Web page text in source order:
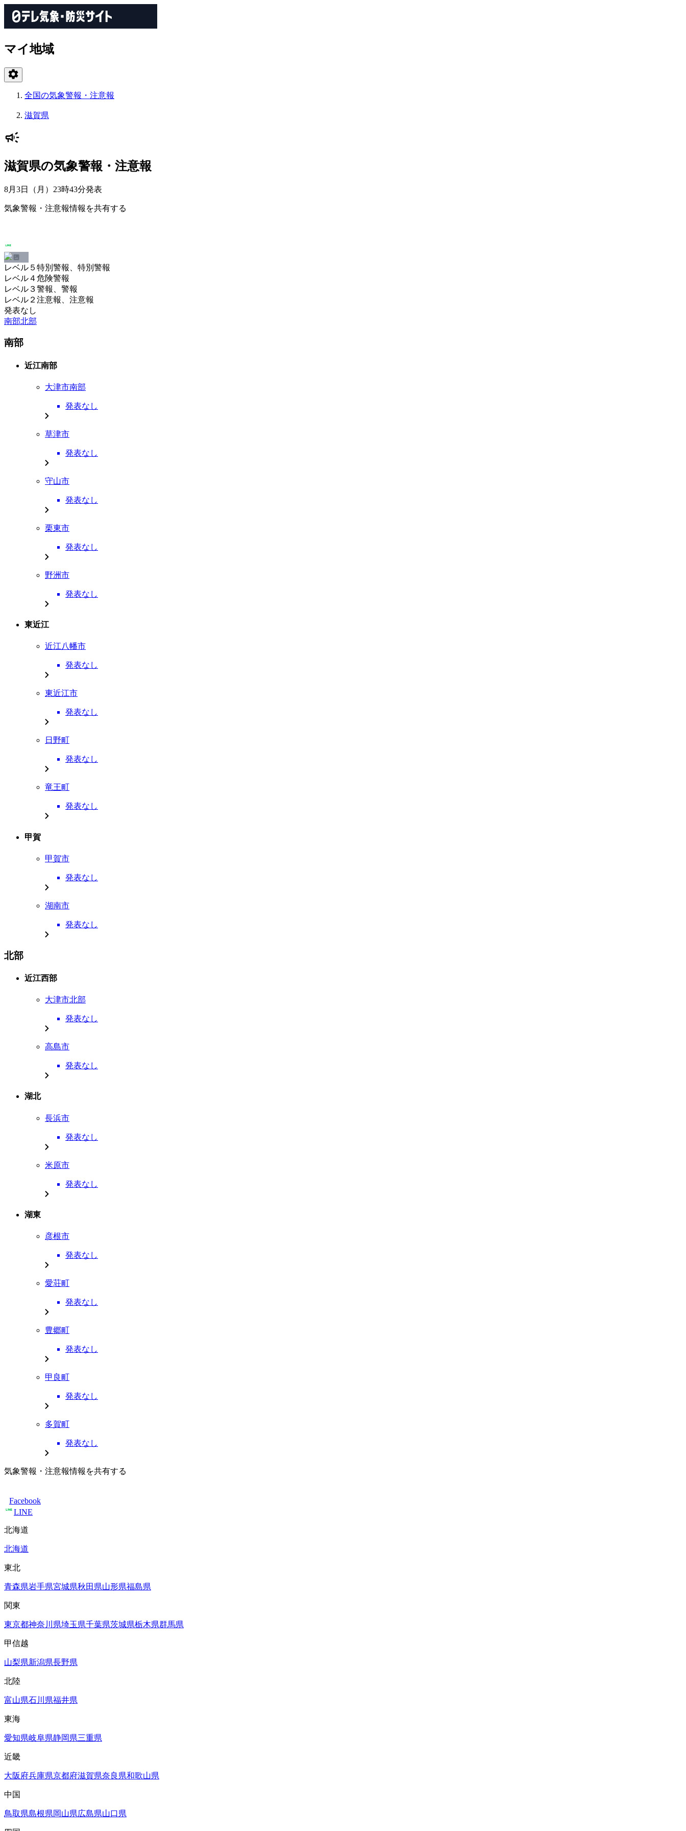
マイ地域
全国の気象警報・注意報
滋賀県
滋賀県の気象警報・注意報
8月3日（月）23時43分発表
気象警報・注意報情報を共有する
レベル５特別警報、特別警報
レベル４危険警報
レベル３警報、警報
レベル２注意報、注意報
発表なし
南部北部
南部
近江南部
大津市南部
発表なし
草津市
発表なし
守山市
発表なし
栗東市
発表なし
野洲市
発表なし
東近江
近江八幡市
発表なし
東近江市
発表なし
日野町
発表なし
竜王町
発表なし
甲賀
甲賀市
発表なし
湖南市
発表なし
北部
近江西部
大津市北部
発表なし
高島市
発表なし
湖北
長浜市
発表なし
米原市
発表なし
湖東
彦根市
発表なし
愛荘町
発表なし
豊郷町
発表なし
甲良町
発表なし
多賀町
発表なし
気象警報・注意報情報を共有する
Facebook
LINE
北海道
北海道
東北
青森県岩手県宮城県秋田県山形県福島県
関東
東京都神奈川県埼玉県千葉県茨城県栃木県群馬県
甲信越
山梨県新潟県長野県
北陸
富山県石川県福井県
東海
愛知県岐阜県静岡県三重県
近畿
大阪府兵庫県京都府滋賀県奈良県和歌山県
中国
鳥取県島根県岡山県広島県山口県